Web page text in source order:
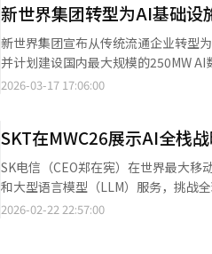
心、电力能源及AI服务的价值链，扩
务结构，而是建立了全面合作框架。
态系统的整体合作方向。”他补充道
计划基于此具体化合作模式。”※ 本
式进军DBO业务。DBO是一种从设计
云服务提供(CSP)和云管理服务(MSP)
计划在庆北龟尾建设大型AI数据中心
础设施竞争力。云计算业务也在持续
比增长15.4%，达到2.6802万亿韩元
大型语言模型(LLM)和企业工作系统
动化和数据驱动的决策。特别是自
融、制造、流通等多个行业中获得客
新解决方案也在加强。三星SDS通
Salesforce的结合，扩大企业定制AI
新世界集团转型为AI基础设
新世界集团宣布从传统流通企业转型
并计划建设国内最大规模的250MW
霸权竞争中占据一席之地，推动国家
易，更是全球产业界关注的焦点，因
国的技术霸权竞争中取胜，推动在盟
将积极支持在盟国建立最优秀的AI，
确把握这一地缘政治趋势，迅速行动
立，开发“开放型”AI模型，迅速成长
2026-03-17 17:06:00
SKT在MWC26展示AI全栈
SK电信（CEO郑在宪）在世界最大移
和大型语言模型（LLM）服务，挑战
立独立展馆，主题为“创造无限可能
2026-02-22 22:57:00